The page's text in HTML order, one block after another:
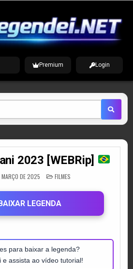
Premium Login
2023 [WEBRip]
DE 2025 POSTED
IN
FILMES
LEGENDA
para baixar a legenda?
e assista ao vídeo tutorial!